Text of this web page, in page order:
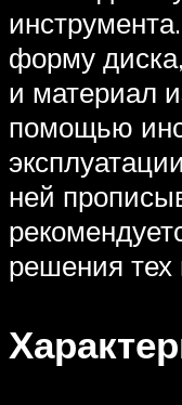
форму
и материал
помощью
ней
решения